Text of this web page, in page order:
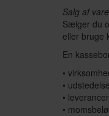
Salg af
Sælger du
eller bruge
En
•
•
•
•